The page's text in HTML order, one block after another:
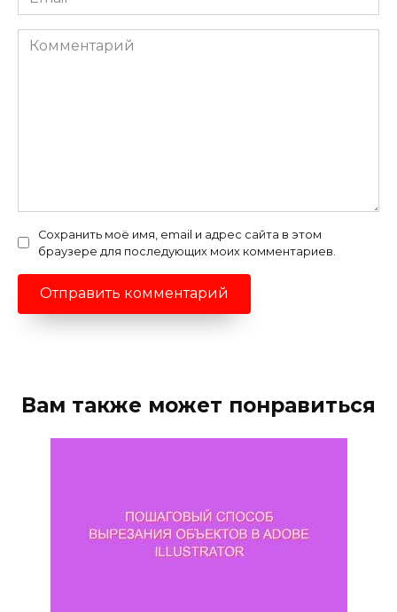
*
Комментарий
Сохранить моё имя, email и адрес сайта в этом
браузере для последующих моих комментариев.
Вам также может понравиться